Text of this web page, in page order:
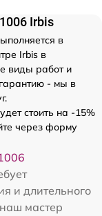
Irbis
в
Irbis в
виды работ и
- мы в
стоить на -15%
через форму
и длительного
мастер